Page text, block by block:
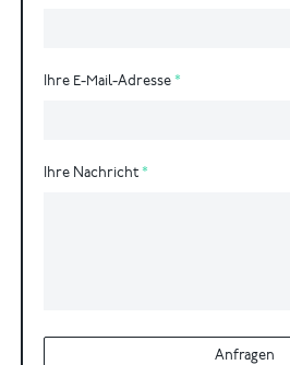
Ihre E-Mail-Adresse
Ihre Nachricht
Anfragen